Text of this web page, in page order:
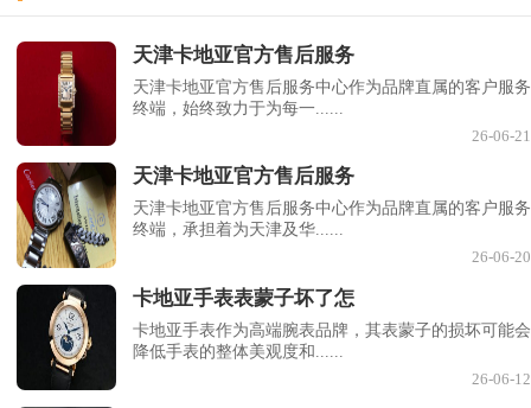
天津卡地亚官方售后服务
天津卡地亚官方售后服务中心作为品牌直属的客户服务
终端，始终致力于为每一......
26-06-21
天津卡地亚官方售后服务
天津卡地亚官方售后服务中心作为品牌直属的客户服务
终端，承担着为天津及华......
26-06-20
卡地亚手表表蒙子坏了怎
卡地亚手表作为高端腕表品牌，其表蒙子的损坏可能会
降低手表的整体美观度和......
26-06-12